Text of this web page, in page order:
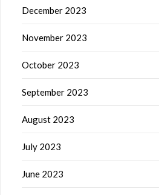
December 2023
November 2023
October 2023
September 2023
August 2023
July 2023
June 2023